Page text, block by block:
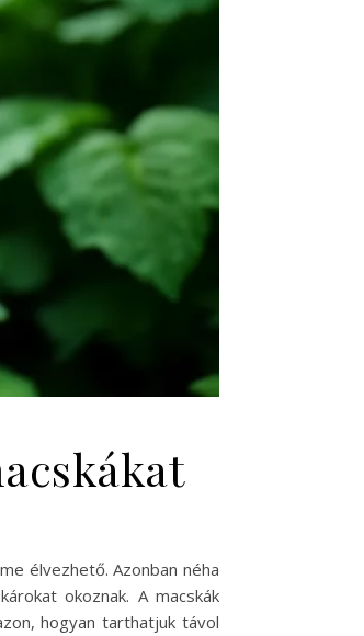
élvezhető. Azonban néha
okoznak. A macskák
hogyan tarthatjuk távol